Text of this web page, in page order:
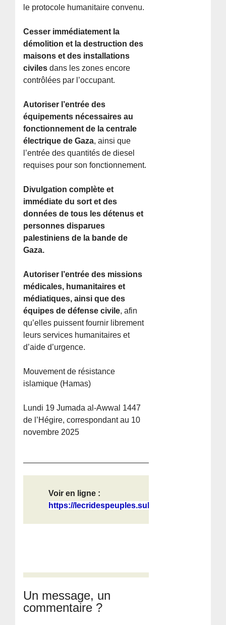
le protocole humanitaire convenu.
Cesser immédiatement la
démolition et la destruction des
maisons et des installations
civiles dans les zones encore
contrôlées par l’occupant.
Autoriser l’entrée des
équipements nécessaires au
fonctionnement de la centrale
électrique de Gaza, ainsi que
l’entrée des quantités de diesel
requises pour son fonctionnement.
Divulgation complète et
immédiate du sort et des
données de tous les détenus et
personnes disparues
palestiniens de la bande de
Gaza.
Autoriser l’entrée des missions
médicales, humanitaires et
médiatiques, ainsi que des
équipes de défense civile, afin
qu’elles puissent fournir librement
leurs services humanitaires et
d’aide d’urgence.
Mouvement de résistance
islamique (Hamas)
Lundi 19 Jumada al-Awwal 1447
de l’Hégire, correspondant au 10
novembre 2025
Voir en ligne :
https://lecridespeuples.substack.co...
Un message, un
commentaire ?